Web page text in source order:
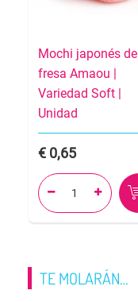
Mochi japonés de
fresa Amaou |
Variedad Soft |
Unidad
0,65
 
TE MOLARÁN…